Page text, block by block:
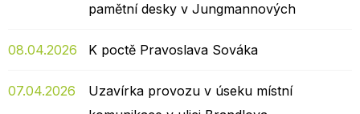
pamětní desky v Jungmannových
08.04.2026 K poctě Pravoslava Sováka
07.04.2026
Uzavírka provozu v úseku místní